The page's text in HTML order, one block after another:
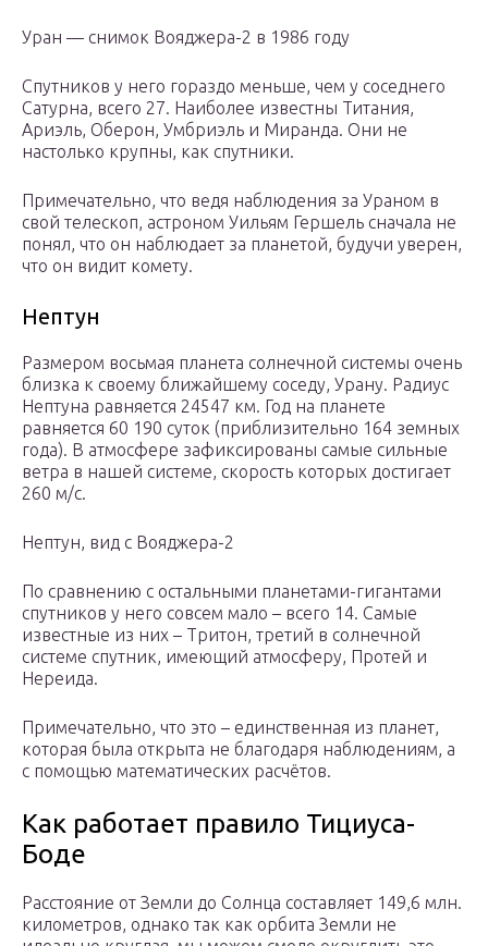
Уран — снимок Вояджера-2 в 1986 году
Спутников у него гораздо меньше, чем у соседнего
Сатурна, всего 27. Наиболее известны Титания,
Ариэль, Оберон, Умбриэль и Миранда. Они не
настолько крупны, как спутники.
Примечательно, что ведя наблюдения за Ураном в
свой телескоп, астроном Уильям Гершель сначала не
понял, что он наблюдает за планетой, будучи уверен,
что он видит комету.
Нептун
Размером восьмая планета солнечной системы очень
близка к своему ближайшему соседу, Урану. Радиус
Нептуна равняется 24547 км. Год на планете
равняется 60 190 суток (приблизительно 164 земных
года). В атмосфере зафиксированы самые сильные
ветра в нашей системе, скорость которых достигает
260 м/с.
Нептун, вид с Вояджера-2
По сравнению с остальными планетами-гигантами
спутников у него совсем мало – всего 14. Самые
известные из них – Тритон, третий в солнечной
системе спутник, имеющий атмосферу, Протей и
Нереида.
Примечательно, что это – единственная из планет,
которая была открыта не благодаря наблюдениям, а
с помощью математических расчётов.
Как работает правило Тициуса-
Боде
Расстояние от Земли до Солнца составляет 149,6 млн.
километров, однако так как орбита Земли не